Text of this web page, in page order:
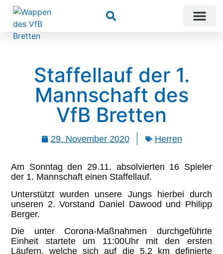
Suchen
Staffellauf der 1.
Mannschaft des
VfB Bretten
29. November 2020 Herren
Am Sonntag den 29.11. absolvierten 16 Spieler
der 1. Mannschaft einen Staffellauf.
Unterstützt wurden unsere Jungs hierbei durch
unseren 2. Vorstand Daniel Dawood und Philipp
Berger.
Die unter Corona-Maßnahmen durchgeführte
Einheit startete um 11:00Uhr mit den ersten
Läufern, welche sich auf die 5,2 km definierte